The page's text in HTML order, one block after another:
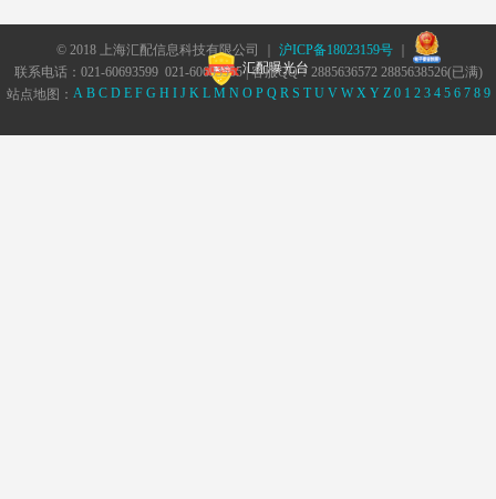
© 2018 上海汇配信息科技有限公司 ｜ 沪ICP备18023159号｜
汇配曝光台
联系电话：021-60693599 021-60693555 | 客服QQ：2885636572 2885638526(已满)
站点地图： A B C D E F G H I J K L M N O P Q R S T U V W X Y Z 0 1 2 3 4 5 6 7 8 9